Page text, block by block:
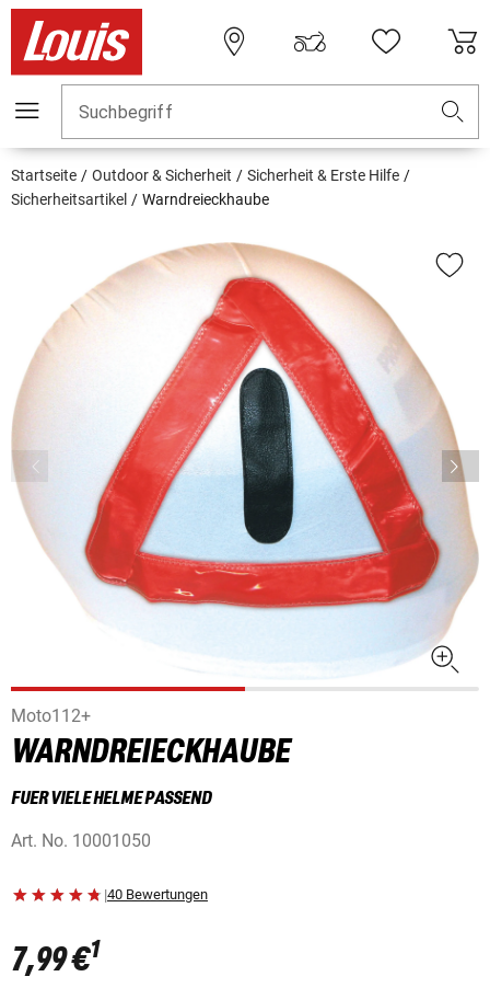
Suchbegriff
Startseite Outdoor & Sicherheit
Sicherheit & Erste Hilfe
Sicherheitsartikel
Warndreieckhaube
Moto112+
WARNDREIECKHAUBE
FUER VIELE HELME PASSEND
Art. No. 10001050
|40 Bewertungen
7,99 €1